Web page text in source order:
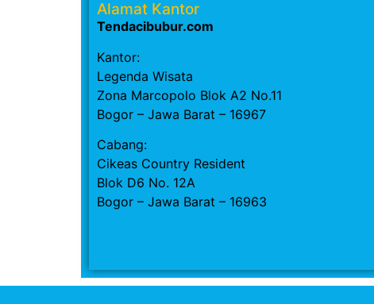
Alamat Kantor
Tendacibubur.com
Kantor:
Legenda Wisata
Zona Marcopolo Blok A2 No.11
Bogor – Jawa Barat – 16967
Cabang:
Cikeas Country Resident
Blok D6 No. 12A
Bogor – Jawa Barat – 16963